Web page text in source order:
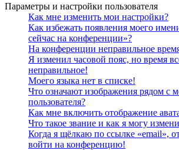
Параметры и настройки пользователя
Как мне изменить мои настройки?
Как избежать появления моего
сейчас на конференции»?
На конференции неправильное
Я изменил часовой пояс, но время
неправильное!
Моего языка нет в списке!
Что означают изображения рядом с
пользователя?
Как мне включить отображение
Что такое звание и как я могу
Когда я щёлкаю по ссылке «email»,
войти на конференцию!